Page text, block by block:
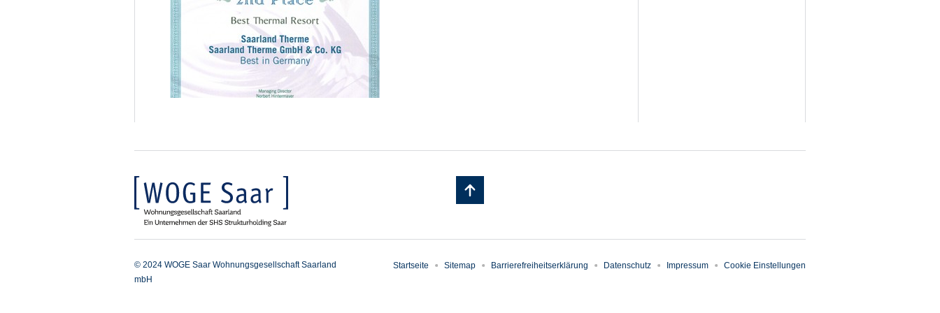
© 2024 WOGE Saar Wohnungsgesellschaft Saarland
mbH
Startseite Sitemap Barrierefreiheitserklärung Datenschutz Impressum Cookie Einstellungen